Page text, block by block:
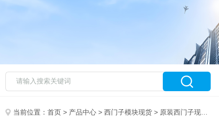
当前位置：首页 > 产品中心 >西门子模块现货 > 原装西门子现货